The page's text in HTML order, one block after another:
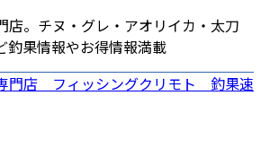
店。チヌ・グレ・アオリイカ・太刀
釣果情報やお得情報満載